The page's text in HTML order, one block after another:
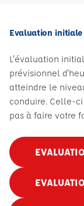
Evaluation initiale
L'évaluation
prévisionnel
atteindre le
conduire. Celle-
pas à faire votre